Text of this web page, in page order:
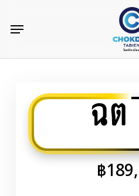
content
Menu
ฉต
฿